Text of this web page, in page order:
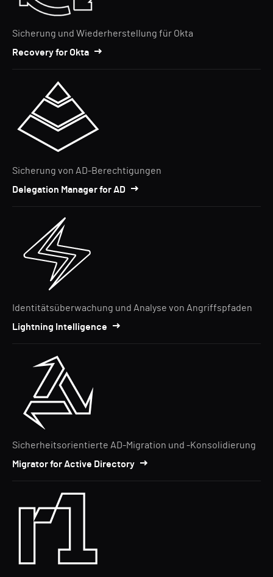
Sicherung und Wiederherstellung für Okta
Recovery for Okta
Sicherung von AD-Berechtigungen
Delegation Manager for AD
Identitätsüberwachung und Analyse von Angriffspfaden
Lightning Intelligence
Sicherheitsorientierte AD-Migration und -Konsolidierung
Migrator for Active Directory